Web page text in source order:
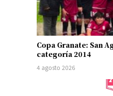
Copa Granate: San
categoría 2014
4 agosto 2026